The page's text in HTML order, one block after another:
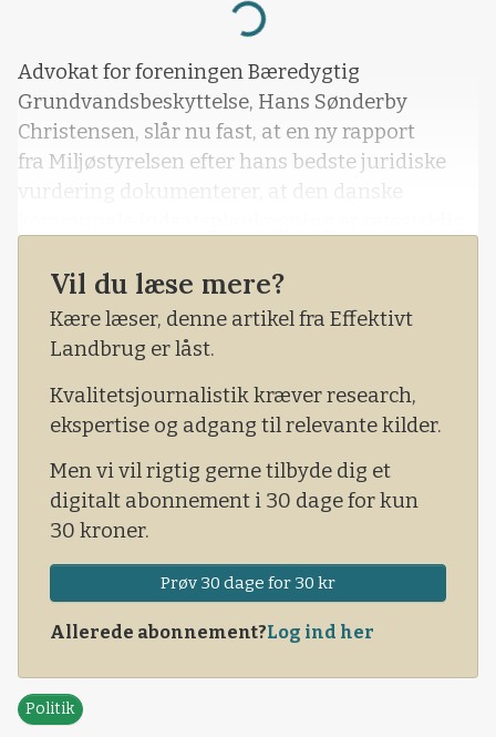
Loading...
Advokat for foreningen Bæredygtig
Grundvandsbeskyttelse, Hans Sønderby
Christensen, slår nu fast, at en ny rapport
fra Miljøstyrelsen efter hans bedste juridiske
vurdering dokumenterer, at den danske
Vil du læse mere?
Kære læser, denne artikel fra Effektivt
Landbrug er låst.
Kvalitetsjournalistik kræver research,
ekspertise og adgang til relevante kilder.
Men vi vil rigtig gerne tilbyde dig et
digitalt abonnement i 30 dage for kun
30 kroner.
Prøv 30 dage for 30 kr
Allerede abonnement?Log ind her
Politik